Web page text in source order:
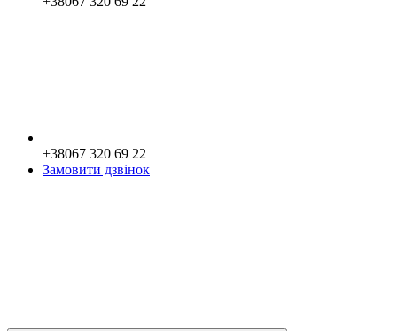
+38067 320 69 22
Замовити дзвінок